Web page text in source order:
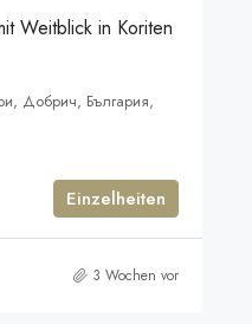
Weitblick in Koriten
Добрич, България,
Einzelheiten
3 Wochen vor